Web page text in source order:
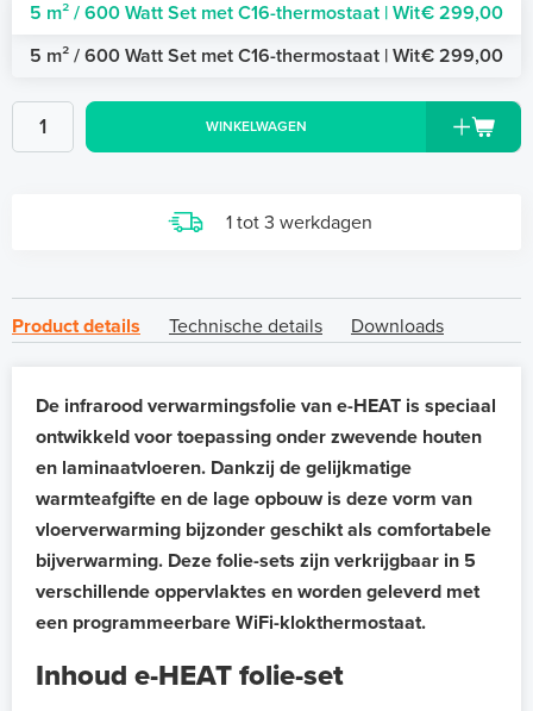
5 m² / 600 Watt Set met C16-thermostaat | Wit€ 299,00
5 m² / 600 Watt Set met C16-thermostaat | Wit€ 299,00
WINKELWAGEN
1 tot 3 werkdagen
Product details Technische details Downloads
De infrarood verwarmingsfolie van e-HEAT is speciaal
ontwikkeld voor toepassing onder zwevende houten
en laminaatvloeren. Dankzij de gelijkmatige
warmteafgifte en de lage opbouw is deze vorm van
vloerverwarming bijzonder geschikt als comfortabele
bijverwarming. Deze folie-sets zijn verkrijgbaar in 5
verschillende oppervlaktes en worden geleverd met
een programmeerbare WiFi-klokthermostaat.
Inhoud e-HEAT folie-set